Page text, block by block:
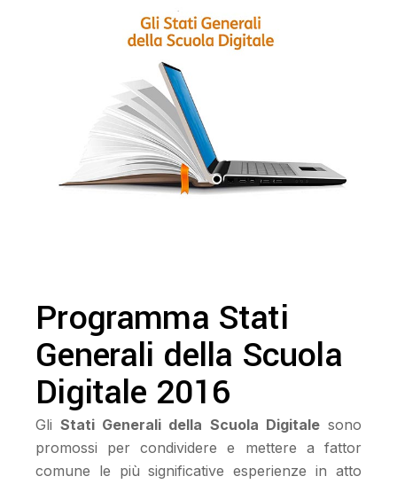
Programma Stati
Generali della Scuola
Digitale 2016
GliStati Generali della Scuola Digitalesono
promossi per condividere e mettere a fattor
comune le più significative esperienze in atto